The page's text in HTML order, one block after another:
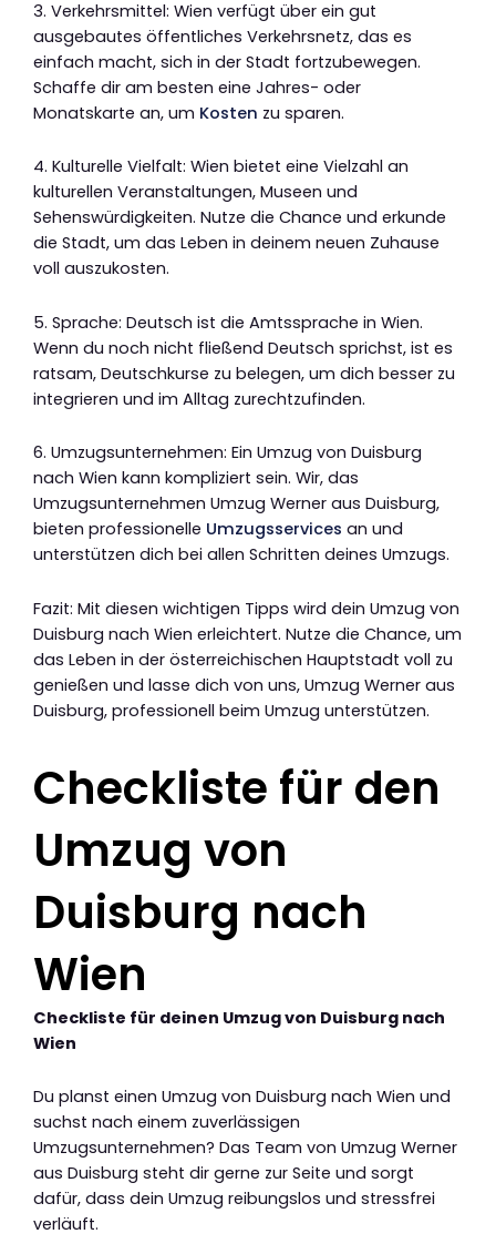
3. Verkehrsmittel: Wien verfügt über ein gut
ausgebautes öffentliches Verkehrsnetz, das es
einfach macht, sich in der Stadt fortzubewegen.
Schaffe dir am besten eine Jahres- oder
Monatskarte an, um Kosten zu sparen.
4. Kulturelle Vielfalt: Wien bietet eine Vielzahl an
kulturellen Veranstaltungen, Museen und
Sehenswürdigkeiten. Nutze die Chance und erkunde
die Stadt, um das Leben in deinem neuen Zuhause
voll auszukosten.
5. Sprache: Deutsch ist die Amtssprache in Wien.
Wenn du noch nicht fließend Deutsch sprichst, ist es
ratsam, Deutschkurse zu belegen, um dich besser zu
integrieren und im Alltag zurechtzufinden.
6. Umzugsunternehmen: Ein Umzug von Duisburg
nach Wien kann kompliziert sein. Wir, das
Umzugsunternehmen Umzug Werner aus Duisburg,
bieten professionelle Umzugsservices an und
unterstützen dich bei allen Schritten deines Umzugs.
Fazit: Mit diesen wichtigen Tipps wird dein Umzug von
Duisburg nach Wien erleichtert. Nutze die Chance, um
das Leben in der österreichischen Hauptstadt voll zu
genießen und lasse dich von uns, Umzug Werner aus
Duisburg, professionell beim Umzug unterstützen.
Checkliste für den
Umzug von
Duisburg nach
Wien
Checkliste für deinen Umzug von Duisburg nach
Wien
Du planst einen Umzug von Duisburg nach Wien und
suchst nach einem zuverlässigen
Umzugsunternehmen? Das Team von Umzug Werner
aus Duisburg steht dir gerne zur Seite und sorgt
dafür, dass dein Umzug reibungslos und stressfrei
verläuft.